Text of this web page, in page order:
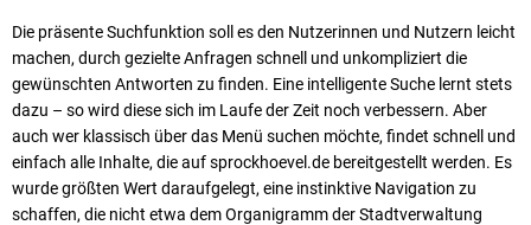
Die präsente Suchfunktion soll es den Nutzerinnen und Nutzern leicht
machen, durch gezielte Anfragen schnell und unkompliziert die
gewünschten Antworten zu finden. Eine intelligente Suche lernt stets
dazu – so wird diese sich im Laufe der Zeit noch verbessern. Aber
auch wer klassisch über das Menü suchen möchte, findet schnell und
einfach alle Inhalte, die auf sprockhoevel.de bereitgestellt werden. Es
wurde größten Wert daraufgelegt, eine instinktive Navigation zu
schaffen, die nicht etwa dem Organigramm der Stadtverwaltung